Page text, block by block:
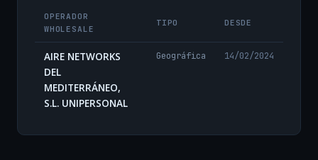
OPERADOR
WHOLESALE
TIPO DESDE
AIRE NETWORKS
DEL
MEDITERRÁNEO,
S.L. UNIPERSONAL
Geográfica 14/02/2024